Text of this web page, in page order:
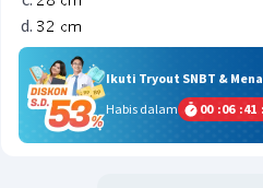
Ikuti Tryout SNBT &
Habis dalam
00 :06 :41 :